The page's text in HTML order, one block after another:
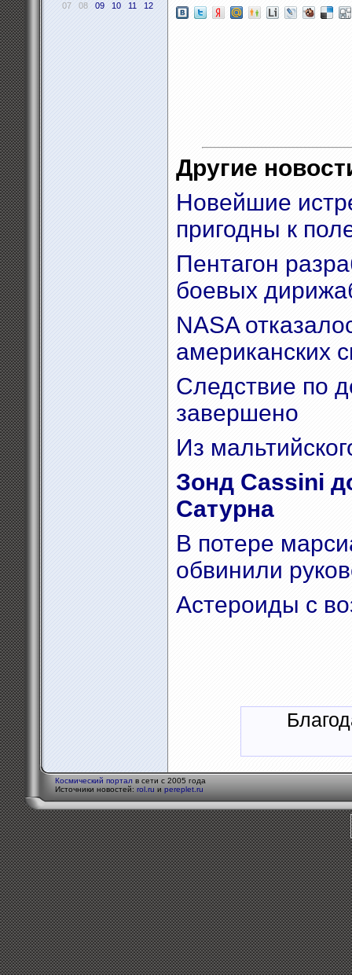
07
08 09 10 11 12
Другие
Новейшие
пригодны к
Пентагон
боевых
NASA
американских
Следствие по
завершено
Из
Зонд Cassini
Сатурна
В потере
обвинили
Астероиды с
Космический портал в сети с 2005 года
Источники новостей: rol.ru и pereplet.ru